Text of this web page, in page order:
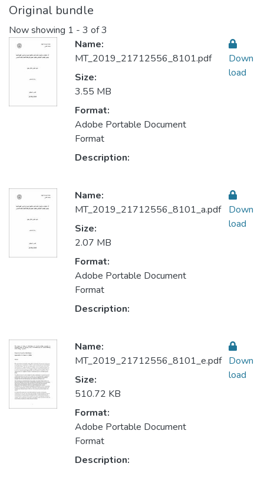
Original bundle
Now showing 1 - 3 of 3
Name:
MT_2019_21712556_8101.pdf
Size:
3.55 MB
Format:
Adobe Portable Document
Format
Description:
Down
load
Name:
MT_2019_21712556_8101_a.pdf
Size:
2.07 MB
Format:
Adobe Portable Document
Format
Description:
Down
load
Name:
MT_2019_21712556_8101_e.pdf
Size:
510.72 KB
Format:
Adobe Portable Document
Format
Description:
Down
load